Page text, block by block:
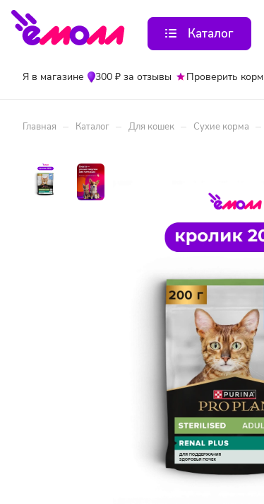
Каталог
Я в магазине 300 ₽ за отзывы Проверить корм
Главная – Каталог – Для кошек – Сухие корма –